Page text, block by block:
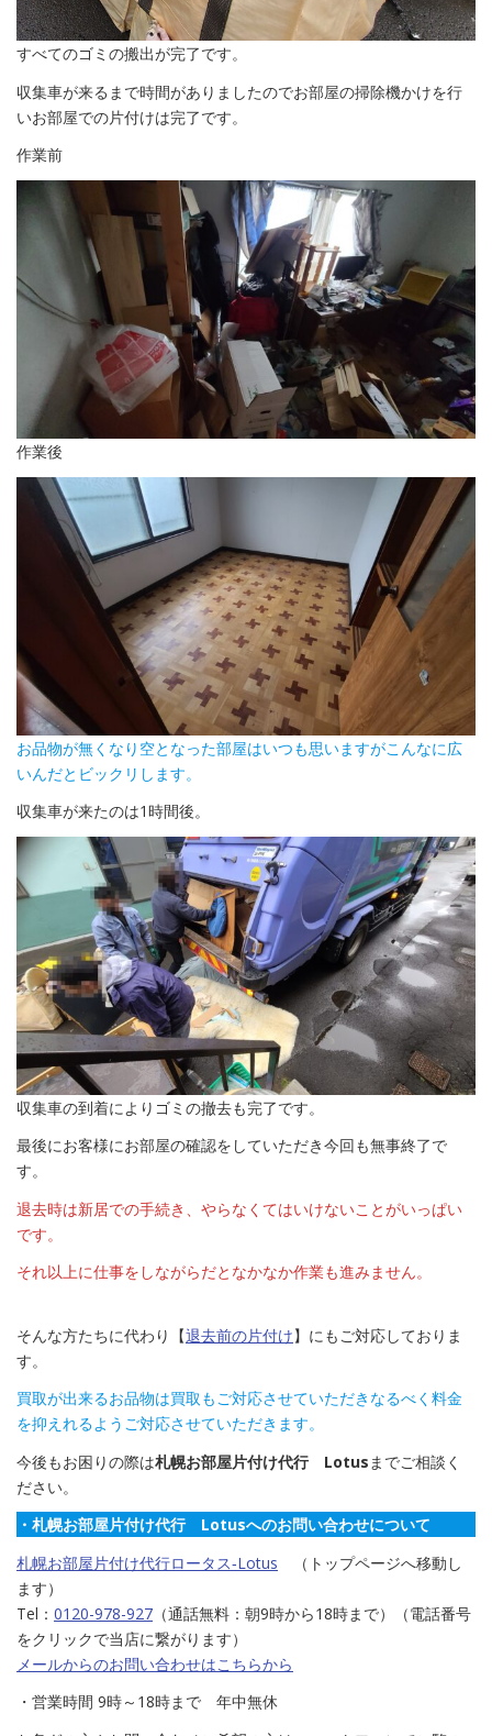
すべてのゴミの搬出が完了です。
収集車が来るまで時間がありましたのでお部屋の掃除機かけを行
いお部屋での片付けは完了です。
作業前
作業後
お品物が無くなり空となった部屋はいつも思いますがこんなに広
いんだとビックリします。
収集車が来たのは1時間後。
収集車の到着によりゴミの撤去も完了です。
最後にお客様にお部屋の確認をしていただき今回も無事終了で
す。
退去時は新居での手続き、やらなくてはいけないことがいっぱい
です。
それ以上に仕事をしながらだとなかなか作業も進みません。
そんな方たちに代わり【退去前の片付け】にもご対応しておりま
す。
買取が出来るお品物は買取もご対応させていただきなるべく料金
を抑えれるようご対応させていただきます。
今後もお困りの際は札幌お部屋片付け代行 Lotusまでご相談く
ださい。
・札幌お部屋片付け代行 Lotusへのお問い合わせについて
札幌お部屋片付け代行ロータス‐Lotus （トップページへ移動し
ます）
Tel： 0120-978-927 （通話無料：朝9時から18時まで）（電話番号
をクリックで当店に繋がります）
メールからのお問い合わせはこちらから
・営業時間 9時～18時まで 年中無休